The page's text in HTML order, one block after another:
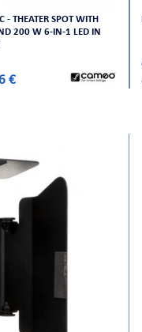
- THEATER SPOT WITH
200 W 6-IN-1 LED IN
€